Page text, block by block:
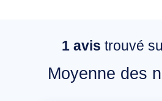
1 avis trouvé
Moyenne des